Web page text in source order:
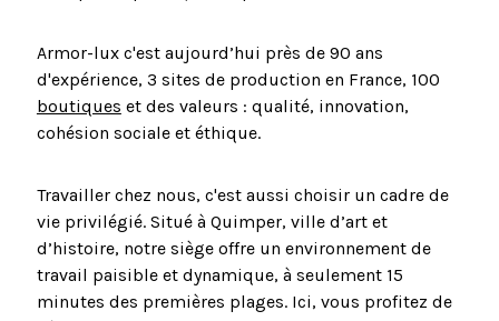
Armor-lux c'est aujourd’hui près de 90 ans
d'expérience, 3 sites de production en France, 100
boutiques et des valeurs : qualité, innovation,
cohésion sociale et éthique.
Travailler chez nous, c'est aussi choisir un cadre de
vie privilégié. Situé à Quimper, ville d’art et
d’histoire, notre siège offre un environnement de
travail paisible et dynamique, à seulement 15
minutes des premières plages. Ici, vous profitez de